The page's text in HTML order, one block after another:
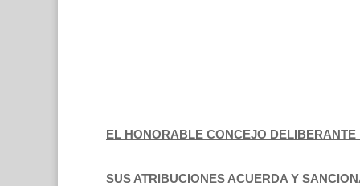
EL HONORABLE CONCEJO
SUS ATRIBUCIONES ACUERDA Y